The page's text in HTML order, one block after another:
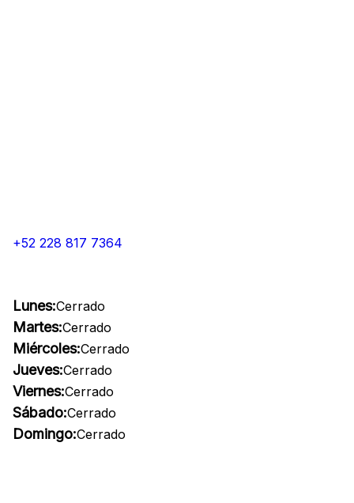
+52 228 817 7364
Lunes:Cerrado
Martes:Cerrado
Miércoles:Cerrado
Jueves:Cerrado
Viernes:Cerrado
Sábado:Cerrado
Domingo:Cerrado